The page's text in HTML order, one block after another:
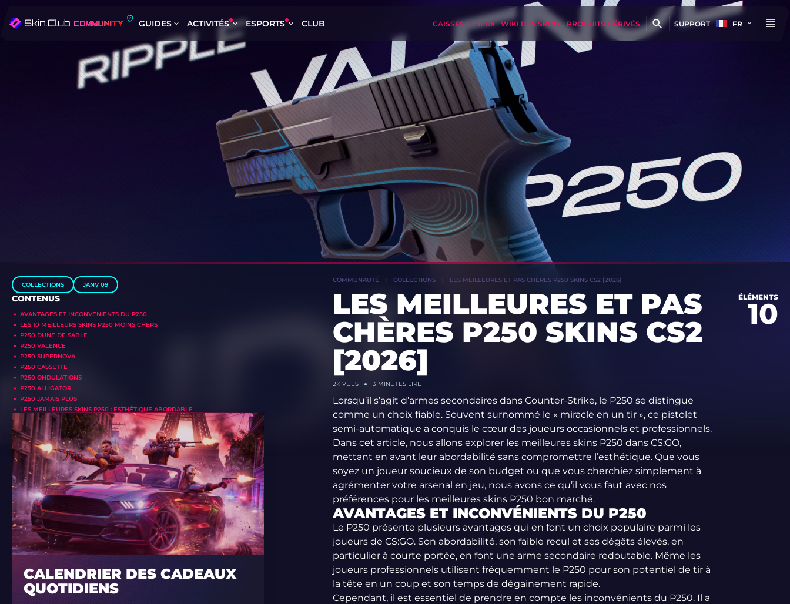
GUIDES ACTIVITÉS ESPORTS CLUB CAISSES ET JEUX WIKI DES SKINS PRODUITS DÉRIVÉS SUPPORT FR
COLLECTIONS JANV 09
CONTENUS
AVANTAGES ET INCONVÉNIENTS DU P250
LES 10 MEILLEURS SKINS P250 MOINS CHERS
P250 DUNE DE SABLE
P250 VALENCE
P250 SUPERNOVA
P250 CASSETTE
P250 ONDULATIONS
P250 ALLIGATOR
P250 JAMAIS PLUS
LES MEILLEURES SKINS P250 : ESTHÉTIQUE ABORDABLE
CALENDRIER DES CADEAUX
QUOTIDIENS
COMMUNAUTÉ COLLECTIONS LES MEILLEURES ET PAS CHÈRES P250 SKINS CS2 [2026]
LES MEILLEURES ET PAS
CHÈRES P250 SKINS CS2
[2026]
ÉLÉMENTS
10
2KVUES 3 MINUTES LIRE
Lorsqu’il s’agit d’armes secondaires dans Counter-Strike, le P250 se distingue
comme un choix fiable. Souvent surnommé le « miracle en un tir », ce pistolet
semi-automatique a conquis le cœur des joueurs occasionnels et professionnels.
Dans cet article, nous allons explorer les meilleures skins P250 dans CS:GO,
mettant en avant leur abordabilité sans compromettre l’esthétique. Que vous
soyez un joueur soucieux de son budget ou que vous cherchiez simplement à
agrémenter votre arsenal en jeu, nous avons ce qu’il vous faut avec nos
préférences pour les meilleures skins P250 bon marché.
AVANTAGES ET INCONVÉNIENTS DU P250
Le P250 présente plusieurs avantages qui en font un choix populaire parmi les
joueurs de CS:GO. Son abordabilité, son faible recul et ses dégâts élevés, en
particulier à courte portée, en font une arme secondaire redoutable. Même les
joueurs professionnels utilisent fréquemment le P250 pour son potentiel de tir à
la tête en un coup et son temps de dégainement rapide.
Cependant, il est essentiel de prendre en compte les inconvénients du P250. Il a